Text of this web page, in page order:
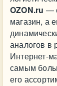
OZON.ru —
магазин, а
аналогов в
Интернет-
самым
его